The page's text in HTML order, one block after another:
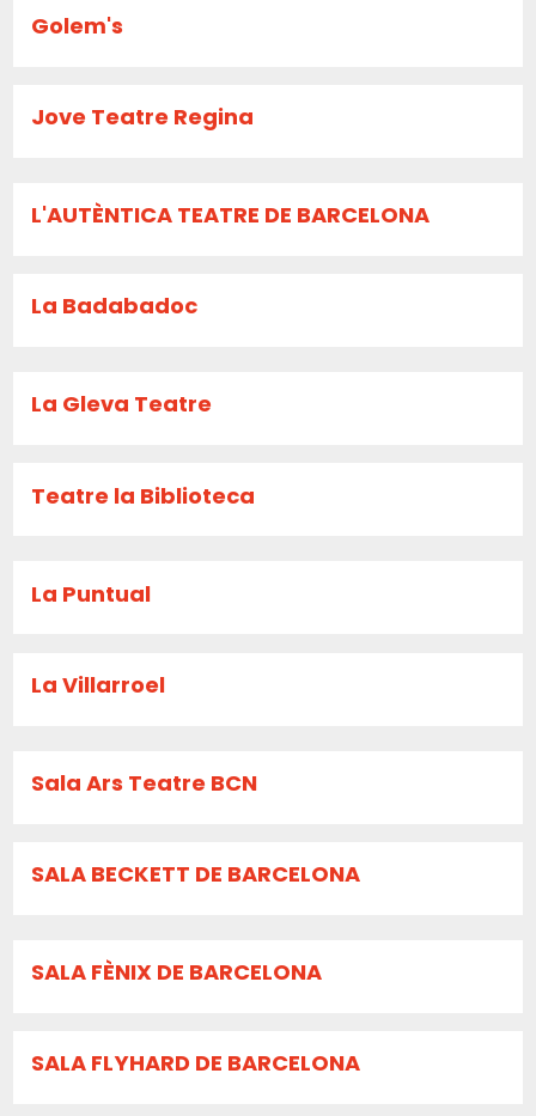
Golem's
Jove Teatre Regina
L'AUTÈNTICA TEATRE DE BARCELONA
La Badabadoc
La Gleva Teatre
Teatre la Biblioteca
La Puntual
La Villarroel
Sala Ars Teatre BCN
SALA BECKETT DE BARCELONA
SALA FÈNIX DE BARCELONA
SALA FLYHARD DE BARCELONA